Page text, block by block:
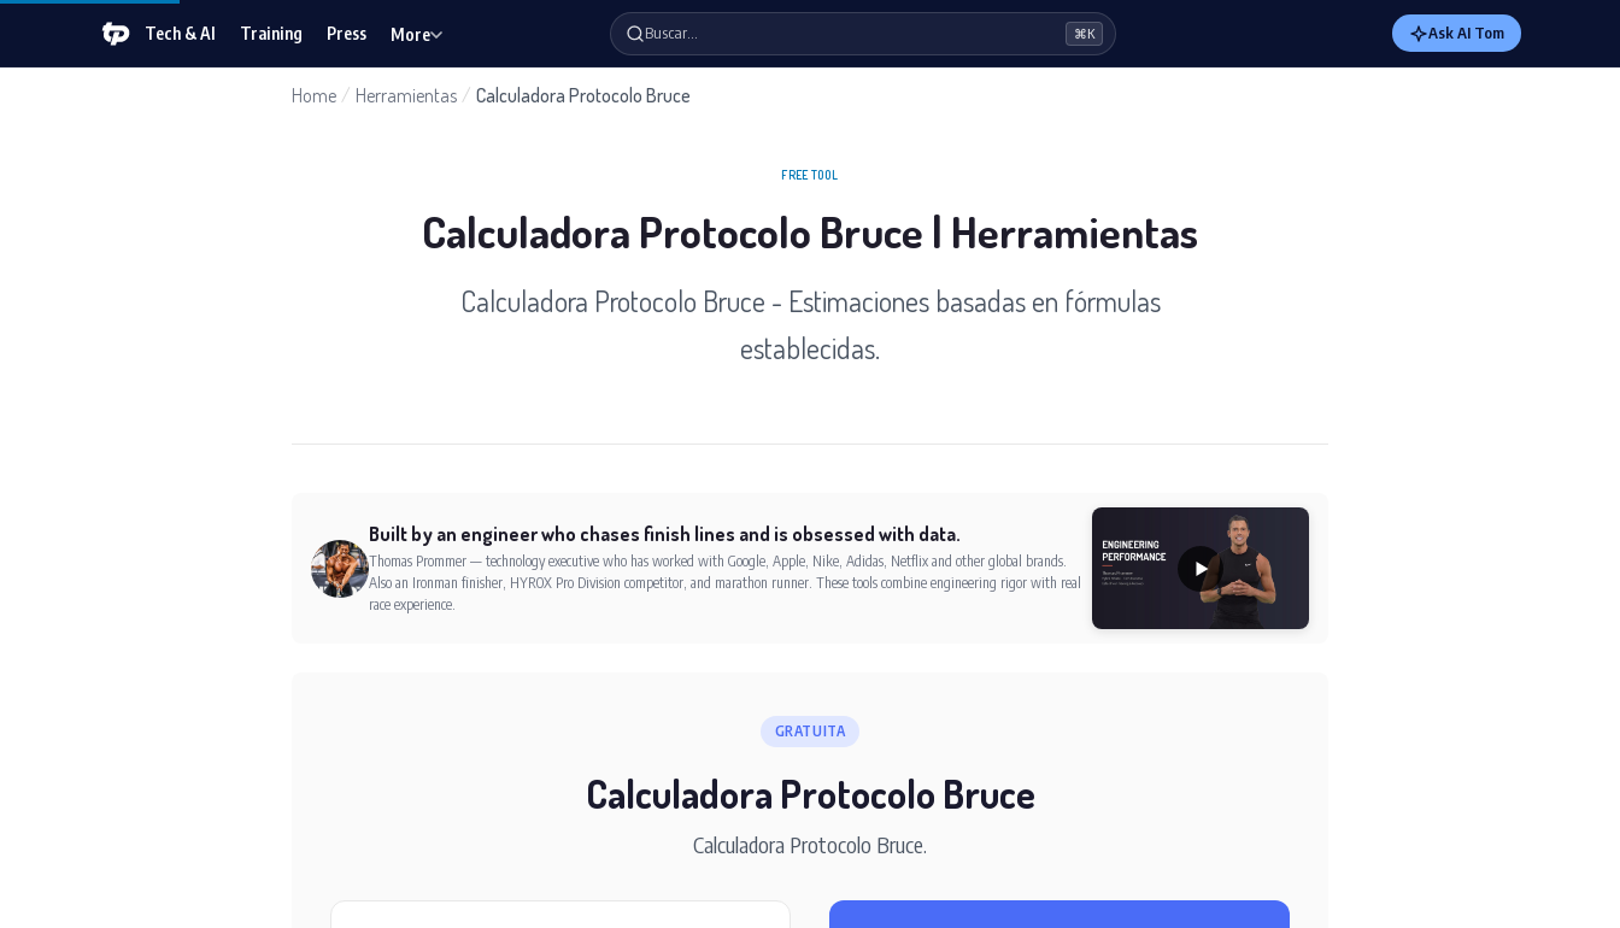
Tech & AI Training Press More Buscar… ⌘K Ask AI Tom
Home / Herramientas / Calculadora Protocolo Bruce
FREE TOOL
Calculadora Protocolo Bruce | Herramientas
Calculadora Protocolo Bruce - Estimaciones basadas en fórmulas
establecidas.
Built by an engineer who chases finish lines and is obsessed with data.
Thomas Prommer — technology executive who has worked with Google, Apple, Nike, Adidas, Netflix and other global brands.
Also an Ironman finisher, HYROX Pro Division competitor, and marathon runner. These tools combine engineering rigor with real
race experience.
GRATUITA
Calculadora Protocolo Bruce
Calculadora Protocolo Bruce.